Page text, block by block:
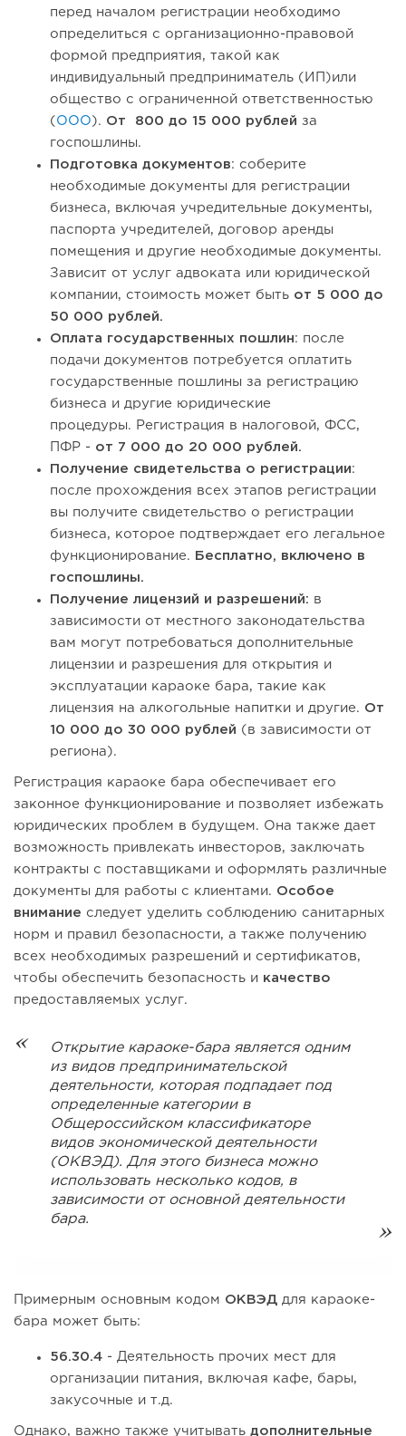
перед началом регистрации необходимо
определиться с организационно-правовой
формой предприятия, такой как
индивидуальный предприниматель (ИП)или
общество с ограниченной ответственностью
( ООО). От 800 до 15 000 рублей за
госпошлины.
Подготовка документов: соберите
необходимые документы для регистрации
бизнеса, включая учредительные документы,
паспорта учредителей, договор аренды
помещения и другие необходимые документы.
Зависит от услуг адвоката или юридической
компании, стоимость может быть от 5 000 до
50 000 рублей.
Оплата государственных пошлин: после
подачи документов потребуется оплатить
государственные пошлины за регистрацию
бизнеса и другие юридические
процедуры. Регистрация в налоговой, ФСС,
ПФР - от 7 000 до 20 000 рублей.
Получение свидетельства о регистрации:
после прохождения всех этапов регистрации
вы получите свидетельство о регистрации
бизнеса, которое подтверждает его легальное
функционирование.
Бесплатно, включено в
госпошлины.
Получение лицензий и разрешений: в
зависимости от местного законодательства
вам могут потребоваться дополнительные
лицензии и разрешения для открытия и
эксплуатации караоке бара, такие как
лицензия на алкогольные напитки и другие. От
10 000 до 30 000 рублей (в зависимости от
региона).
Регистрация караоке бара обеспечивает его
законное функционирование и позволяет избежать
юридических проблем в будущем. Она также дает
возможность привлекать инвесторов, заключать
контракты с поставщиками и оформлять различные
документы для работы с клиентами. Особое
внимание следует уделить соблюдению санитарных
норм и правил безопасности, а также получению
всех необходимых разрешений и сертификатов,
чтобы обеспечить безопасность и качество
предоставляемых услуг.
Открытие караоке-бара является одним
из видов предпринимательской
деятельности, которая подпадает под
определенные категории в
Общероссийском классификаторе
видов экономической деятельности
(ОКВЭД). Для этого бизнеса можно
использовать несколько кодов, в
зависимости от основной деятельности
бара.
Примерным основным кодом ОКВЭД для караоке-
бара может быть:
56.30.4 - Деятельность прочих мест для
организации питания, включая кафе, бары,
закусочные и т.д.
Однако, важно также учитывать дополнительные